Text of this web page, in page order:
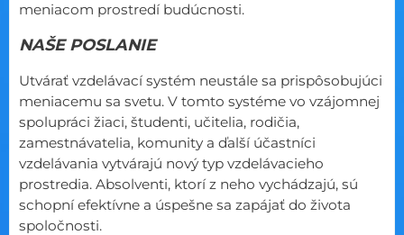
meniacom prostredí budúcnosti.
NAŠE POSLANIE
Utvárať vzdelávací systém neustále sa prispôsobujúci
meniacemu sa svetu. V tomto systéme vo vzájomnej
spolupráci žiaci, študenti, učitelia, rodičia,
zamestnávatelia, komunity a ďalší účastníci
vzdelávania vytvárajú nový typ vzdelávacieho
prostredia. Absolventi, ktorí z neho vychádzajú, sú
schopní efektívne a úspešne sa zapájať do života
spoločnosti.